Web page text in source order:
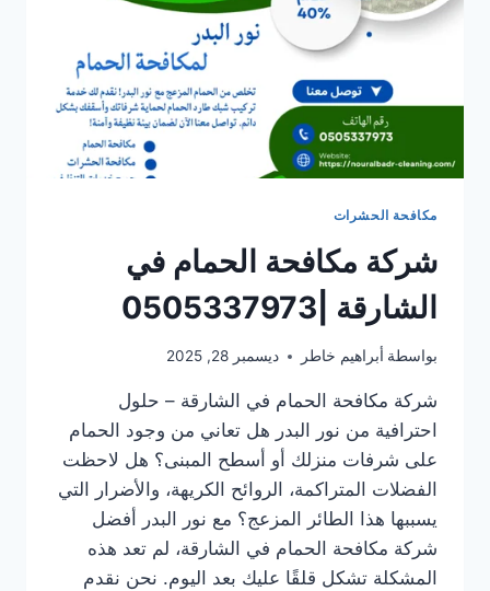
مكافحة الحشرات
شركة مكافحة الحمام في
الشارقة |0505337973
بواسطة أبراهيم خاطر ديسمبر 28, 2025
شركة مكافحة الحمام في الشارقة – حلول
احترافية من نور البدر هل تعاني من وجود الحمام
على شرفات منزلك أو أسطح المبنى؟ هل لاحظت
الفضلات المتراكمة، الروائح الكريهة، والأضرار التي
يسببها هذا الطائر المزعج؟ مع نور البدر أفضل
شركة مكافحة الحمام في الشارقة، لم تعد هذه
المشكلة تشكل قلقًا عليك بعد اليوم. نحن نقدم